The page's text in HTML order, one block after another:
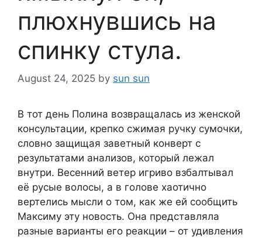
плюхнувшись на
спинку стула.
August 24, 2025 by sun sun
В тот день Полина возвращалась из женской
консультации, крепко сжимая ручку сумочки,
словно защищая заветный конверт с
результатами анализов, который лежал
внутри. Весенний ветер игриво взбалтывал
её русые волосы, а в голове хаотично
вертелись мысли о том, как же ей сообщить
Максиму эту новость. Она представляла
разные варианты его реакции – от удивления